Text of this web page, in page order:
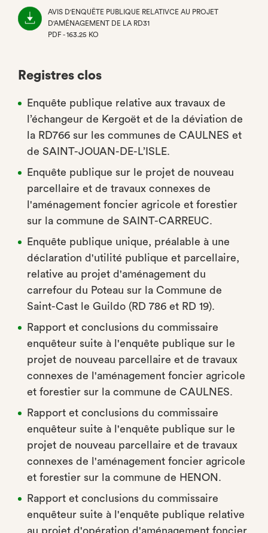
AVIS D'ENQUÊTE PUBLIQUE RELATIVCE AU PROJET
D'AMÉNAGEMENT DE LA RD31
PDF - 163.25 KO
Registres clos
Enquête publique relative aux travaux de
l’échangeur de Kergoët et de la déviation de
la RD766 sur les communes de CAULNES et
de SAINT-JOUAN-DE-L’ISLE.
Enquête publique sur le projet de nouveau
parcellaire et de travaux connexes de
l'aménagement foncier agricole et forestier
sur la commune de SAINT-CARREUC.
Enquête publique unique, préalable à une
déclaration d'utilité publique et parcellaire,
relative au projet d'aménagement du
carrefour du Poteau sur la Commune de
Saint-Cast le Guildo (RD 786 et RD 19).
Rapport et conclusions du commissaire
enquêteur suite à l'enquête publique sur le
projet de nouveau parcellaire et de travaux
connexes de l'aménagement foncier agricole
et forestier sur la commune de CAULNES.
Rapport et conclusions du commissaire
enquêteur suite à l'enquête publique sur le
projet de nouveau parcellaire et de travaux
connexes de l'aménagement foncier agricole
et forestier sur la commune de HENON.
Rapport et conclusions du commissaire
enquêteur suite à l'enquête publique relative
au projet d'opération d'aménagement foncier